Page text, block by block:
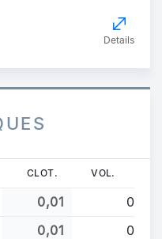
Details
CLOT. VOL.
0,01
0
0,01
0